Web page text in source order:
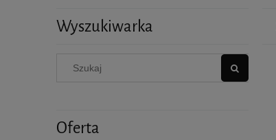
Wyszukiwarka
Oferta